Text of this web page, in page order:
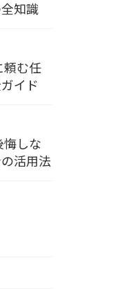
知識
頼む任
イド
悔しな
活用法